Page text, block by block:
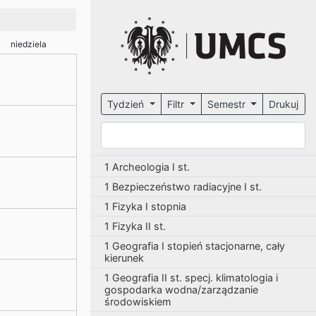
niedziela
Tydzień Filtr Semestr Drukuj
1 Archeologia I st.
1 Bezpieczeństwo radiacyjne I st.
1 Fizyka I stopnia
1 Fizyka II st.
1 Geografia I stopień stacjonarne, cały
kierunek
1 Geografia II st. specj. klimatologia i
gospodarka wodna/zarządzanie
środowiskiem